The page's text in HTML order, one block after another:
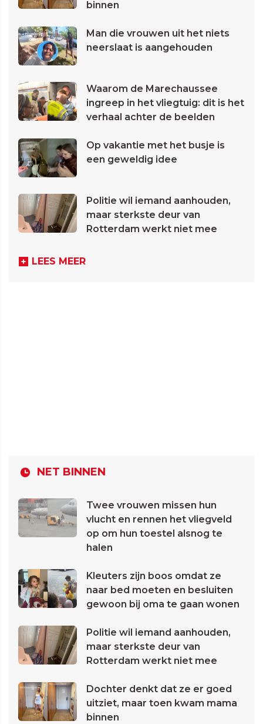
binnen
Man die vrouwen uit het niets
neerslaat is aangehouden
Waarom de Marechaussee
ingreep in het vliegtuig: dit is het
verhaal achter de beelden
Op vakantie met het busje is
een geweldig idee
Politie wil iemand aanhouden,
maar sterkste deur van
Rotterdam werkt niet mee
LEES MEER
NET BINNEN
Twee vrouwen missen hun
vlucht en rennen het vliegveld
op om hun toestel alsnog te
halen
Kleuters zijn boos omdat ze
naar bed moeten en besluiten
gewoon bij oma te gaan wonen
Politie wil iemand aanhouden,
maar sterkste deur van
Rotterdam werkt niet mee
Dochter denkt dat ze er goed
uitziet, maar toen kwam mama
binnen